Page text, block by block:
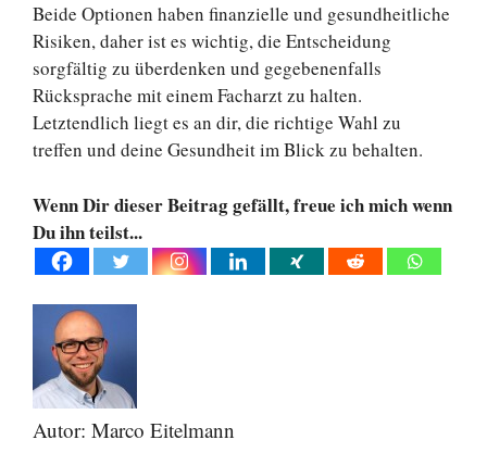
Beide Optionen haben finanzielle und gesundheitliche
Risiken, daher ist es wichtig, die Entscheidung
sorgfältig zu überdenken und gegebenenfalls
Rücksprache mit einem Facharzt zu halten.
Letztendlich liegt es an dir, die richtige Wahl zu
treffen und deine Gesundheit im Blick zu behalten.
Wenn Dir dieser Beitrag gefällt, freue ich mich wenn
Du ihn teilst...
Autor: Marco Eitelmann